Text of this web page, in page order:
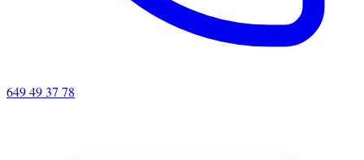
649 49 37 78